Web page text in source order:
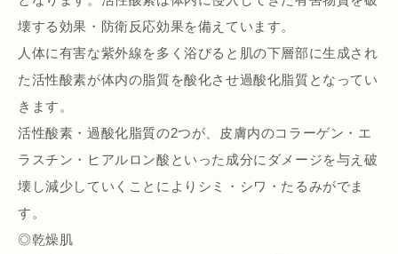
壊する効果・防衛反応効果を備えています。
人体に有害な紫外線を多く浴びると肌の下層部に生成され
た活性酸素が体内の脂質を酸化させ過酸化脂質となってい
きます。
活性酸素・過酸化脂質の2つが、皮膚内のコラーゲン・エ
ラスチン・ヒアルロン酸といった成分にダメージを与え破
壊し減少していくことによりシミ・シワ・たるみがでま
す。
◎乾燥肌